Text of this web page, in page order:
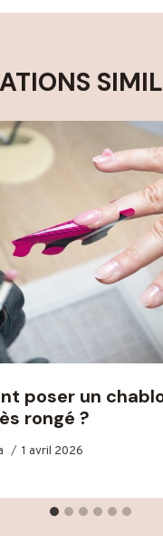
poser un
rongé ?
1 avril 2026